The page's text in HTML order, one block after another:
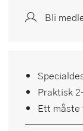
Bli
Praktisk
Ett måste